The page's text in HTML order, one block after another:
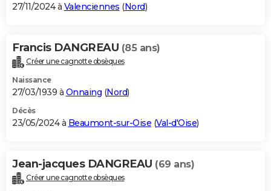
27/11/2024 à Valenciennes (Nord)
Francis DANGREAU (85 ans)
Créer une cagnotte obsèques
Naissance
27/03/1939 à Onnaing (Nord)
Décès
23/05/2024 à Beaumont-sur-Oise (Val-d'Oise)
Jean-jacques DANGREAU (69 ans)
Créer une cagnotte obsèques